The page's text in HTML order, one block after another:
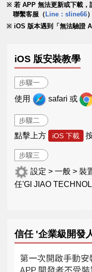
若 APP 無法更新或下載，
聯繫客服（ Line：sline66
iOS 版本遇到「無法驗證
iOS 版安裝教學
步驟一
使用 safari 或
步驟二
點擊上方 iOS 下載
步驟三
設定 > 一般 > 裝
任'GI JIAO
信任 '企業級開發